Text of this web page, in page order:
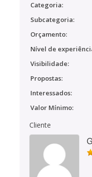
Categoria:
Subcategoria:
Orçamento:
Nível de
Visibilidade:
Propostas:
Interessados:
Valor Mínimo:
Cliente